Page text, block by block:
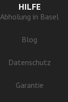
HILFE
Abholung in Basel
Blog
Datenschutz
Garantie